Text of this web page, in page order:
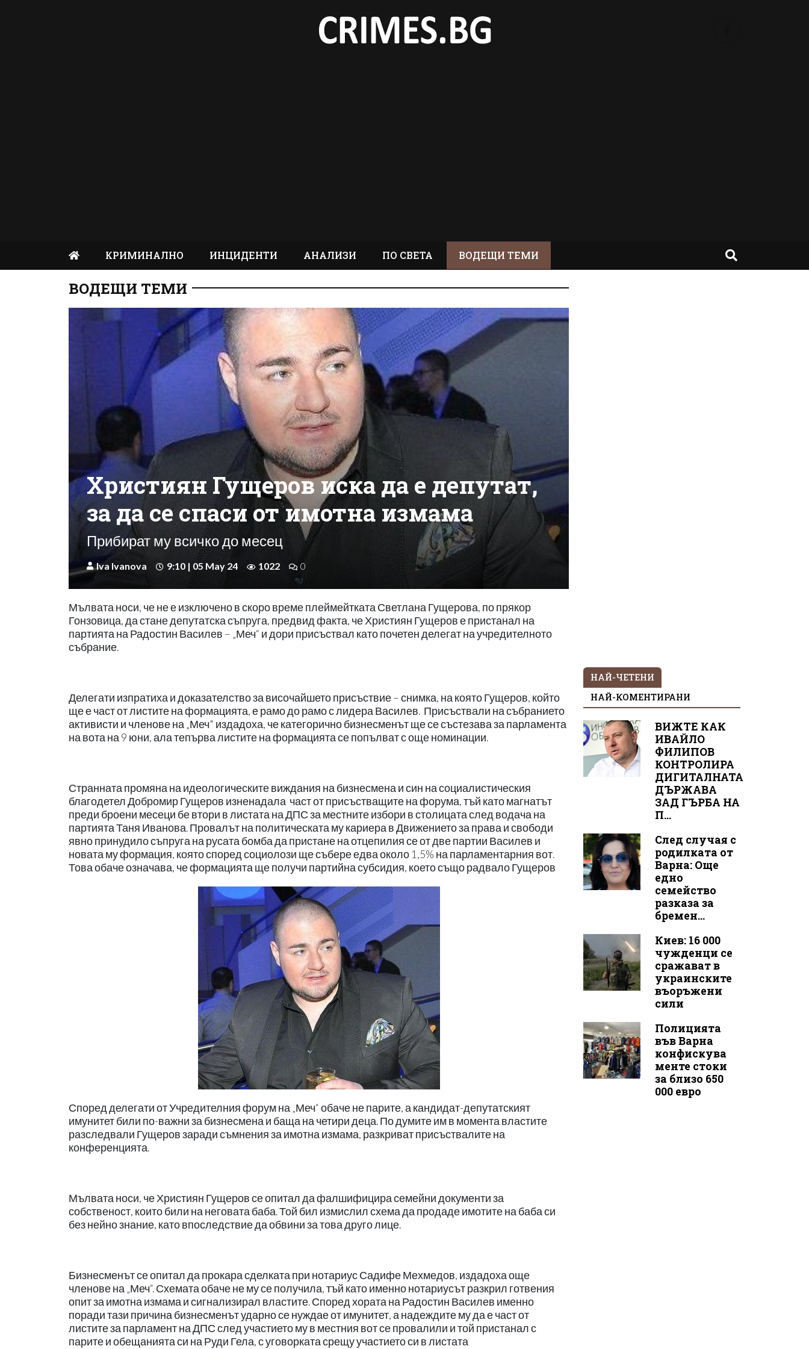
КРИМИНАЛНО ИНЦИДЕНТИ АНАЛИЗИ ПО СВЕТА ВОДЕЩИ ТЕМИ
ВОДЕЩИ ТЕМИ
Християн Гущеров иска да е депутат,
за да се спаси от имотна измама
Прибират му всичко до месец
Iva Ivanova 9:10 | 05 May 24 1022 0
Мълвата носи, че не е изключено в скоро време плеймейтката Светлана Гущерова, по прякор
Гонзовица, да стане депутатска съпруга, предвид факта, че Християн Гущеров е пристанал на
партията на Радостин Василев – „Меч“ и дори присъствал като почетен делегат на учредителното
събрание.
Делегати изпратиха и доказателство за височайшето присъствие – снимка, на която Гущеров, който
ще е част от листите на формацията, е рамо до рамо с лидера Василев. Присъствали на събранието
активисти и членове на „Меч" издадоха, че категорично бизнесменът ще се състезава за парламента
на вота на 9 юни, ала тепърва листите на формацията се попълват с още номинации.
Странната промяна на идеологическите виждания на бизнесмена и син на социалистическия
благодетел Добромир Гущеров изненадала част от присъстващите на форума, тъй като магнатът
преди броени месеци бе втори в листата на ДПС за местните избори в столицата след водача на
партията Таня Иванова. Провалът на политическата му кариера в Движението за права и свободи
явно принудило съпруга на русата бомба да пристане на отцепилия се от две партии Василев и
новата му формация, която според социолози ще събере едва около 1,5% на парламентарния вот.
Това обаче означава, че формацията ще получи партийна субсидия, което също радвало Гущеров
Според делегати от Учредителния форум на „Меч“ обаче не парите, а кандидат-депутатският
имунитет били по-важни за бизнесмена и баща на четири деца. По думите им в момента властите
разследвали Гущеров заради съмнения за имотна измама, разкриват присъствалите на
конференцията.
Мълвата носи, че Християн Гущеров се опитал да фалшифицира семейни документи за
собственост, които били на неговата баба. Той бил измислил схема да продаде имотите на баба си
без нейно знание, като впоследствие да обвини за това друго лице.
Бизнесменът се опитал да прокара сделката при нотариус Садифе Мехмедов, издадоха още
членове на „Меч“. Схемата обаче не му се получила, тъй като именно нотариусът разкрил готвения
опит за имотна измама и сигнализирал властите. Според хората на Радостин Василев именно
поради тази причина бизнесменът ударно се нуждае от имунитет, а надеждите му да е част от
листите за парламент на ДПС след участието му в местния вот се провалили и той пристанал с
парите и обещанията си на Руди Гела, с уговорката срещу участието си в листата
НАЙ-ЧЕТЕНИ
НАЙ-КОМЕНТИРАНИ
ВИЖТЕ КАК
ИВАЙЛО
ФИЛИПОВ
КОНТРОЛИРА
ДИГИТАЛНАТА
ДЪРЖАВА
ЗАД ГЪРБА НА
П...
След случая с
родилката от
Варна: Още
едно
семейство
разказа за
бремен...
Киев: 16 000
чужденци се
сражават в
украинските
въоръжени
сили
Полицията
във Варна
конфискува
менте стоки
за близо 650
000 евро